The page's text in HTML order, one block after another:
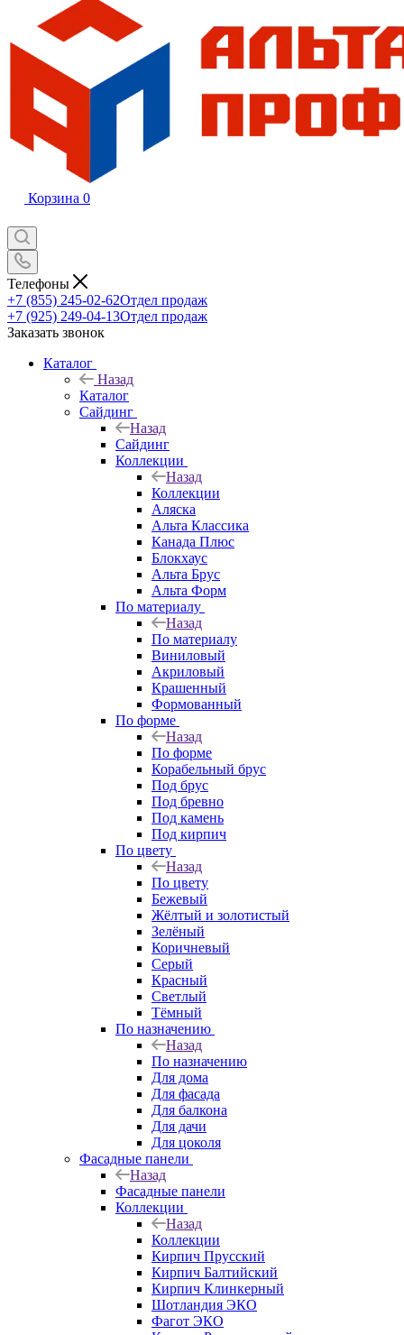
Корзина 0
Телефоны
+7 (855) 245-02-62Отдел продаж
+7 (925) 249-04-13Отдел продаж
Заказать звонок
Каталог
Назад
Каталог
Сайдинг
Назад
Сайдинг
Коллекции
Назад
Коллекции
Аляска
Альта Классика
Канада Плюс
Блокхаус
Альта Брус
Альта Форм
По материалу
Назад
По материалу
Виниловый
Акриловый
Крашенный
Формованный
По форме
Назад
По форме
Корабельный брус
Под брус
Под бревно
Под камень
Под кирпич
По цвету
Назад
По цвету
Бежевый
Жёлтый и золотистый
Зелёный
Коричневый
Серый
Красный
Светлый
Тёмный
По назначению
Назад
По назначению
Для дома
Для фасада
Для балкона
Для дачи
Для цоколя
Фасадные панели
Назад
Фасадные панели
Коллекции
Назад
Коллекции
Кирпич Прусский
Кирпич Балтийский
Кирпич Клинкерный
Шотландия ЭКО
Фагот ЭКО